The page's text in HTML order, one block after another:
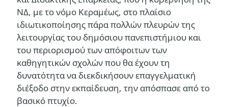
ΝΔ, με το νόμο Κεραμέως, στο πλαίσιο
ιδιωτικοποίησης πάρα πολλών πλευρών της
λειτουργίας του δημόσιου πανεπιστήμιου και
του περιορισμού των απόφοιτων των
καθηγητικών σχολών που θα έχουν τη
δυνατότητα να διεκδικήσουν επαγγελματική
διέξοδο στην εκπαίδευση, την απόσπασε από το
βασικό πτυχίο.